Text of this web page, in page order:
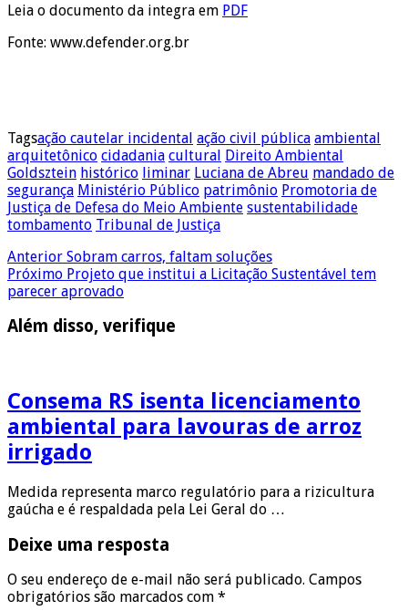
Leia o documento da integra em PDF
Fonte: www.defender.org.br
Tagsação cautelar incidental ação civil pública ambiental
arquitetônico cidadania cultural Direito Ambiental
Goldsztein histórico liminar Luciana de Abreu mandado de
segurança Ministério Público patrimônio Promotoria de
Justiça de Defesa do Meio Ambiente sustentabilidade
tombamento Tribunal de Justiça
Anterior Sobram carros, faltam soluções
Próximo Projeto que institui a Licitação Sustentável tem
parecer aprovado
Além disso, verifique
Consema RS isenta licenciamento
ambiental para lavouras de arroz
irrigado
Medida representa marco regulatório para a rizicultura
gaúcha e é respaldada pela Lei Geral do …
Deixe uma resposta
O seu endereço de e-mail não será publicado. Campos
obrigatórios são marcados com *